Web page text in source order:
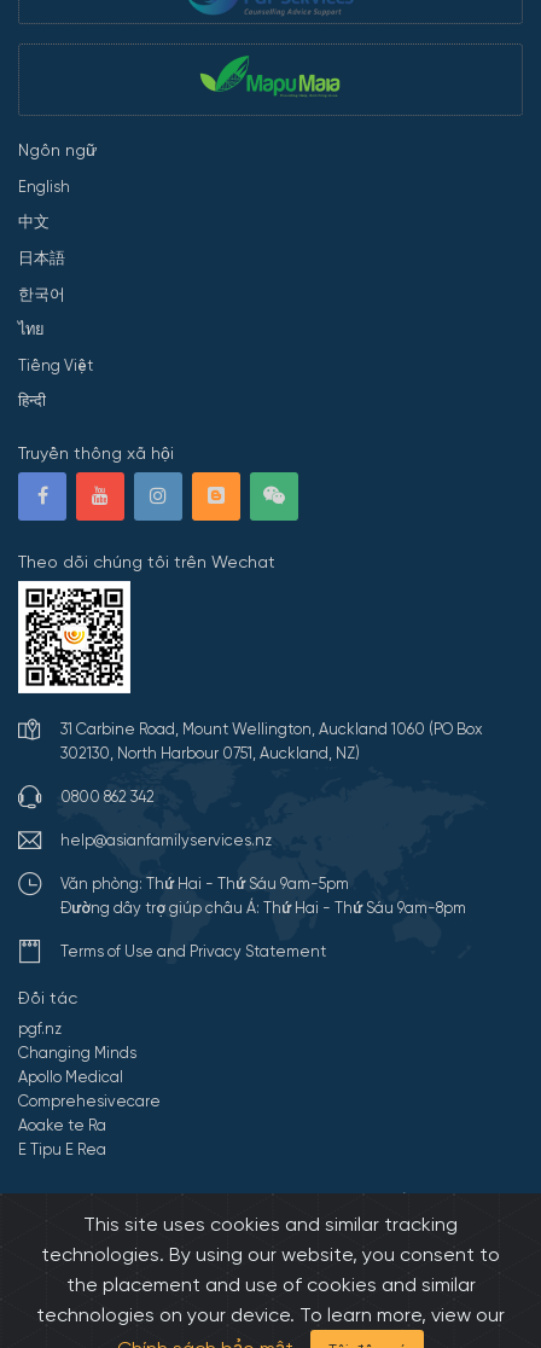
Ngôn ngữ
English
中文
日本語
한국어
ไทย
Tiếng Việt
हिन्दी
Truyền thông xã hội
Theo dõi chúng tôi trên Wechat
31 Carbine Road, Mount Wellington, Auckland 1060 (PO Box
302130, North Harbour 0751, Auckland, NZ)
0800 862 342
help@asianfamilyservices.nz
Văn phòng: Thứ Hai - Thứ Sáu 9am-5pm
Đường dây trợ giúp châu Á: Thứ Hai - Thứ Sáu 9am-8pm
Terms of Use and Privacy Statement
Đối tác
pgf.nz
Changing Minds
Apollo Medical
Comprehesivecare
Aoake te Ra
E Tipu E Rea
Onedash.biz
This site uses cookies and similar tracking
technologies. By using our website, you consent to
the placement and use of cookies and similar
technologies on your device. To learn more, view our